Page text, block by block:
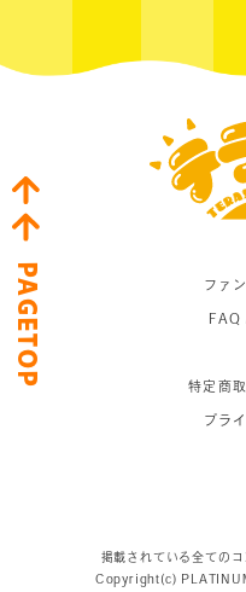
PAGETOP ファ
FAQ
特定商
プラ
掲載されている全ての
Copyright(c)